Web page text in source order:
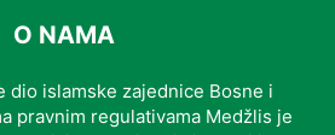
O NAMA
dio islamske zajednice Bosne i
pravnim regulativama Medžlis je